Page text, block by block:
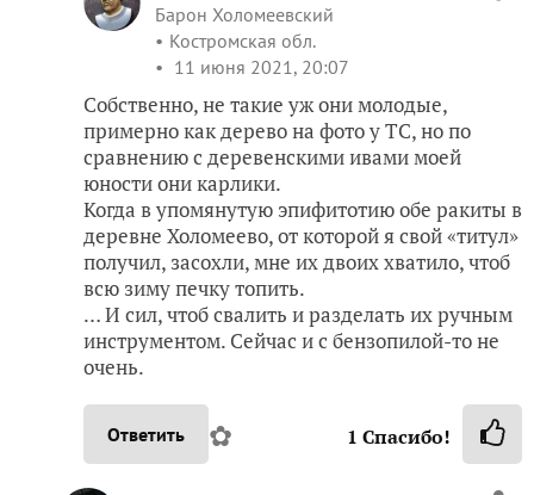
Барон Холомеевский
Костромская обл.
11 июня 2021, 20:07
Собственно, не такие уж они молодые,
примерно как дерево на фото у ТС, но по
сравнению с деревенскими ивами моей
юности они карлики.
Когда в упомянутую эпифитотию обе ракиты в
деревне Холомеево, от которой я свой «титул»
получил, засохли, мне их двоих хватило, чтоб
всю зиму печку топить.
… И сил, чтоб свалить и разделать их ручным
инструментом. Сейчас и с бензопилой-то не
очень.
Ответить ✿ 1 Спасибо!